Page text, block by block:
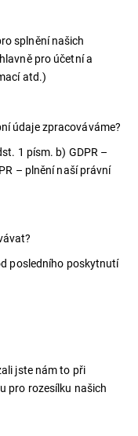
splnění našich
pro účetní a
atd.)
údaje zpracováváme?
1 písm. b) GDPR –
– plnění naší právní
posledního poskytnutí
jste nám to při
pro rozesílku našich